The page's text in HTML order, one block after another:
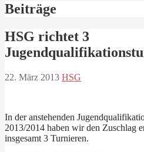
Beiträge
HSG richtet 3
22. März 2013 HSG
In der anstehenden
2013/2014 haben wir den Zuschlag
insgesamt 3 Turnieren.